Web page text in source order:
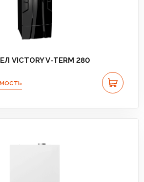
VICTORY V-TERM 280